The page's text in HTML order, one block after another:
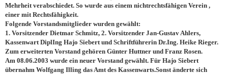
Mehrheit verabschiedet. So wurde aus einem nichtrechtsfähigen Verein ,
einer mit Rechtsfähigkeit.
Folgende Vorstandsmitglieder wurden gewählt:
1. Vorsitzender Dietmar Schmitz, 2. Vorsitzender Jan-Gustav Ahlers,
Kassenwart DiplIng Hajo Siebert und Schriftführerin Dr.Ing. Heike Rieger.
Zum erweiterten Vorstand gehören Günter Huttner und Franz Rosen.
Am 08.06.2003 wurde ein neuer Vorstand gewählt. Für Hajo Siebert
übernahm Wolfgang Illing das Amt des Kassenwarts.Sonst änderte sich